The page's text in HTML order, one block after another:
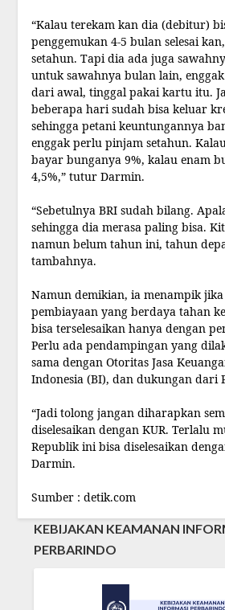
“Kalau terekam kan dia (debitur)
penggemukan 4-5 bulan selesai
setahun. Tapi dia ada juga
untuk sawahnya bulan lain,
dari awal, tinggal pakai kartu itu.
beberapa hari sudah bisa keluar
sehingga petani keuntungannya
enggak perlu pinjam setahun.
bayar bunganya 9%, kalau enam
4,5%,” tutur Darmin.
“Sebetulnya BRI sudah bilang.
sehingga dia merasa paling bisa.
namun belum tahun ini, tahun
tambahnya.
Namun demikian, ia menampik
pembiayaan yang berdaya tahan
bisa terselesaikan hanya dengan
Perlu ada pendampingan yang
sama dengan Otoritas Jasa
Indonesia (BI), dan dukungan dari
“Jadi tolong jangan diharapkan
diselesaikan dengan KUR. Terlalu
Republik ini bisa diselesaikan
Darmin.
Sumber : detik.com
KEBIJAKAN KEAMANAN
PERBARINDO